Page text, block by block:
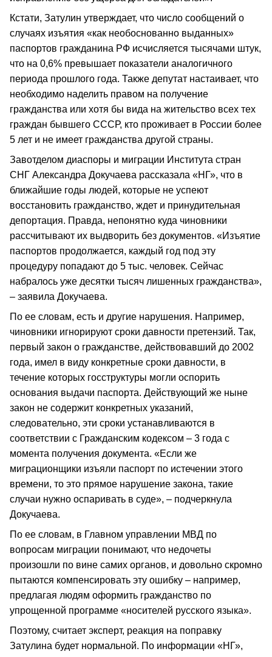
Кстати, Затулин утверждает, что число сообщений о
случаях изъятия «как необоснованно выданных»
паспортов гражданина РФ исчисляется тысячами штук,
что на 0,6% превышает показатели аналогичного
периода прошлого года. Также депутат настаивает, что
необходимо наделить правом на получение
гражданства или хотя бы вида на жительство всех тех
граждан бывшего СССР, кто проживает в России более
5 лет и не имеет гражданства другой страны.
Завотделом диаспоры и миграции Института стран
СНГ Александра Докучаева рассказала «НГ», что в
ближайшие годы людей, которые не успеют
восстановить гражданство, ждет и принудительная
депортация. Правда, непонятно куда чиновники
рассчитывают их выдворить без документов. «Изъятие
паспортов продолжается, каждый год под эту
процедуру попадают до 5 тыс. человек. Сейчас
набралось уже десятки тысяч лишенных гражданства»,
– заявила Докучаева.
По ее словам, есть и другие нарушения. Например,
чиновники игнорируют сроки давности претензий. Так,
первый закон о гражданстве, действовавший до 2002
года, имел в виду конкретные сроки давности, в
течение которых госструктуры могли оспорить
основания выдачи паспорта. Действующий же ныне
закон не содержит конкретных указаний,
следовательно, эти сроки устанавливаются в
соответствии с Гражданским кодексом – 3 года с
момента получения документа. «Если же
миграционщики изъяли паспорт по истечении этого
времени, то это прямое нарушение закона, такие
случаи нужно оспаривать в суде», – подчеркнула
Докучаева.
По ее словам, в Главном управлении МВД по
вопросам миграции понимают, что недочеты
произошли по вине самих органов, и довольно скромно
пытаются компенсировать эту ошибку – например,
предлагая людям оформить гражданство по
упрощенной программе «носителей русского языка».
Поэтому, считает эксперт, реакция на поправку
Затулина будет нормальной. По информации «НГ»,